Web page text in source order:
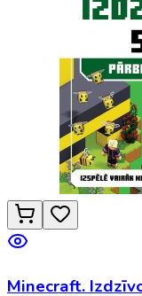
Minecraft.